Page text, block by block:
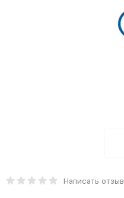
Написать отзыв